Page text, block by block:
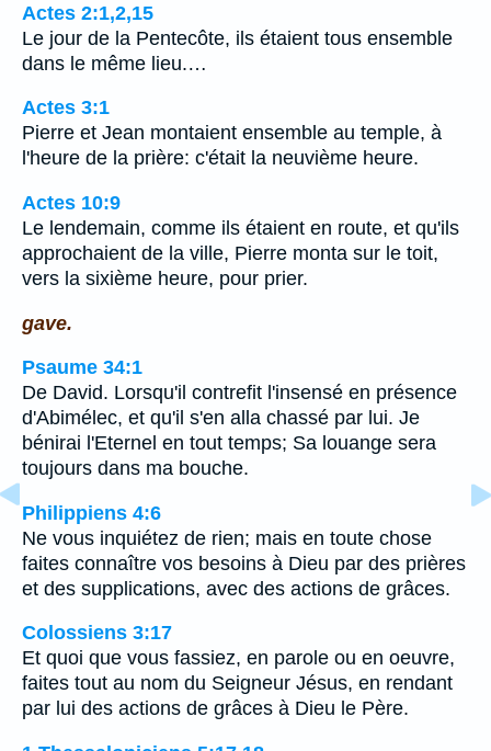
Actes 2:1,2,15
Le jour de la Pentecôte, ils étaient tous ensemble
dans le même lieu.…
Actes 3:1
Pierre et Jean montaient ensemble au temple, à
l'heure de la prière: c'était la neuvième heure.
Actes 10:9
Le lendemain, comme ils étaient en route, et qu'ils
approchaient de la ville, Pierre monta sur le toit,
vers la sixième heure, pour prier.
gave.
Psaume 34:1
De David. Lorsqu'il contrefit l'insensé en présence
d'Abimélec, et qu'il s'en alla chassé par lui. Je
bénirai l'Eternel en tout temps; Sa louange sera
toujours dans ma bouche.
Philippiens 4:6
Ne vous inquiétez de rien; mais en toute chose
faites connaître vos besoins à Dieu par des prières
et des supplications, avec des actions de grâces.
Colossiens 3:17
Et quoi que vous fassiez, en parole ou en oeuvre,
faites tout au nom du Seigneur Jésus, en rendant
par lui des actions de grâces à Dieu le Père.